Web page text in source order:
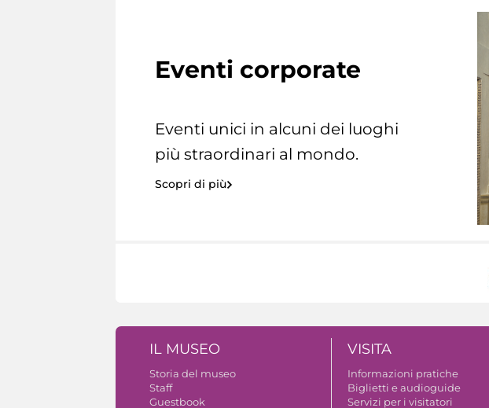
Eventi corporate
Eventi unici in alcuni dei luoghi
più straordinari al mondo.
Scopri di più
IL MUSEO
Storia del museo
Staff
Guestbook
VISITA
Informazioni pratiche
Biglietti e audioguide
Servizi per i visitatori